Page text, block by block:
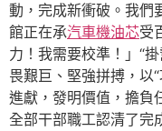
動，完成新衝破。我們
館正在承汽車機油芯受
力！我需要校準！」“
畏艱巨、堅強拼搏，以
進獻，發明價值，擔負
全部干部職工認清了完